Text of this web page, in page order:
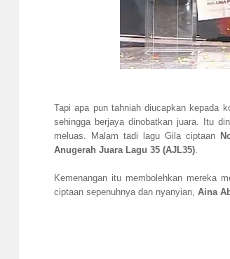
Tapi apa pun tahniah diucapkan kepada
sehingga berjaya dinobatkan juara. Itu
meluas. Malam tadi lagu Gila ciptaan
Anugerah Juara Lagu 35 (AJL35).
Kemenangan itu membolehkan mereka
ciptaan sepenuhnya dan nyanyian, Aina